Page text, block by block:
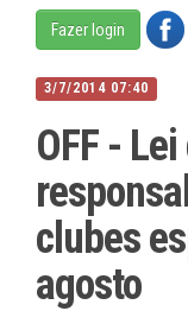
Fazer login
3/7/2014 07:40
OFF -
clubes
agosto